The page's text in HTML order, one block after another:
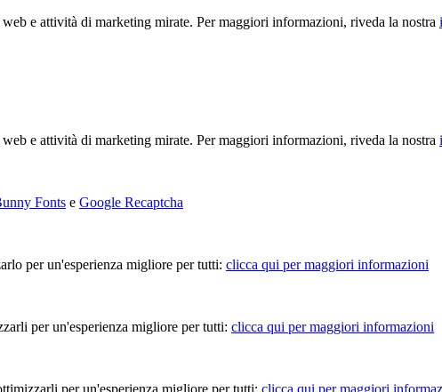
e attività di marketing mirate. Per maggiori informazioni, riveda la nostra
e attività di marketing mirate. Per maggiori informazioni, riveda la nostra
Fonts e Google Recaptcha
per un'esperienza migliore per tutti: clicca qui per maggiori informazioni
per un'esperienza migliore per tutti: clicca qui per maggiori informazioni